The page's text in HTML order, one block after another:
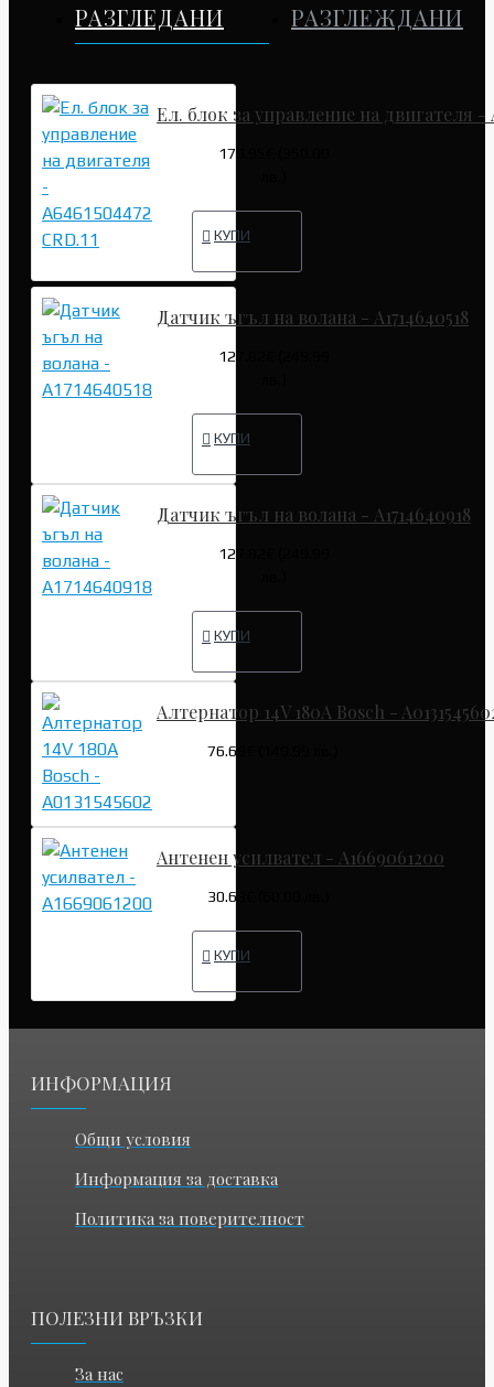
РАЗГЛЕДАНИ
РАЗГЛЕЖДАНИ
Ел. блок за управление на двигателя -
178.95€ (350.00
КУПИ
Датчик ъгъл на волана - A1714640518
127.82€ (249.99
КУПИ
Датчик ъгъл на волана - A1714640918
127.82€ (249.99
КУПИ
Алтернатор 14V 180A Bosch -
76.69€ (149.99 лв.)
Антенен усилвател - A1669061200
30.68€ (60.00 лв.)
КУПИ
ИНФОРМАЦИЯ
Общи условия
Информация за доставка
Политика за поверителност
ПОЛЕЗНИ ВРЪЗКИ
За нас